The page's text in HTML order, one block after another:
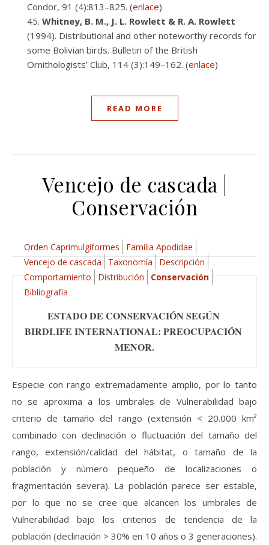
Condor, 91 (4):813–825. (enlace)
Whitney, B. M., J. L. Rowlett & R. A. Rowlett
(1994). Distributional and other noteworthy records for
some Bolivian birds. Bulletin of the British
Ornithologists’ Club, 114 (3):149–162. (enlace)
READ MORE
Vencejo de cascada |
Conservación
Orden Caprimulgiformes
Familia Apodidae
Vencejo de cascada
Taxonomía
Descripción
Comportamiento
Distribución
Conservación
Bibliografía
ESTADO DE CONSERVACIÓN SEGÚN
BIRDLIFE INTERNATIONAL: PREOCUPACIÓN
MENOR.
Especie con rango extremadamente amplio, por lo tanto
no se aproxima a los umbrales de Vulnerabilidad bajo
criterio de tamaño del rango (extensión < 20.000 km²
combinado con declinación o fluctuación del tamaño del
rango, extensión/calidad del hábitat, o tamaño de la
población y número pequeño de localizaciones o
fragmentación severa). La población parece ser estable,
por lo que no se cree que alcancen los umbrales de
Vulnerabilidad bajo los criterios de tendencia de la
población (declinación > 30% en 10 años o 3 generaciones).